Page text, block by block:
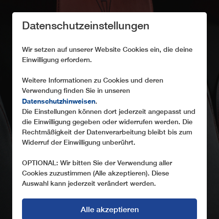
HÖCHSTE QUALITÄT
LEITNER setzt konsequent auf höchste Qualität
Datenschutzeinstellungen
Wir setzen auf unserer Website Cookies ein, die deine
Einwilligung erfordern.
Weitere Informationen zu Cookies und deren
Verwendung finden Sie in unseren
Datenschutzhinweisen.
Die Einstellungen können dort jederzeit angepasst und
die Einwilligung gegeben oder widerrufen werden. Die
Rechtmäßigkeit der Datenverarbeitung bleibt bis zum
Widerruf der Einwilligung unberührt.
OPTIONAL: Wir bitten Sie der Verwendung aller
Cookies zuzustimmen (Alle akzeptieren). Diese
Auswahl kann jederzeit verändert werden.
Alle akzeptieren